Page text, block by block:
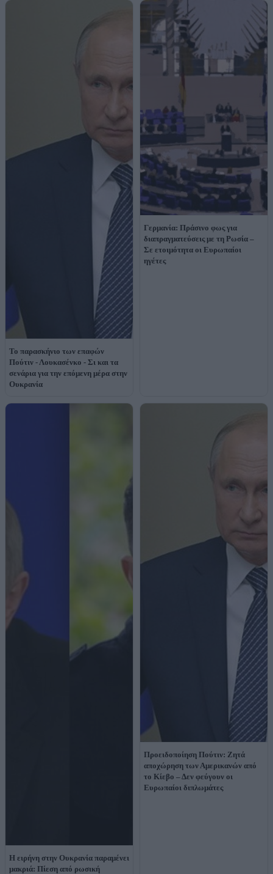
Το παρασκήνιο των επαφών
Πούτιν - Λουκασένκο - Σι και τα
σενάρια για την επόμενη μέρα στην
Ουκρανία
Γερμανία: Πράσινο φως για
διαπραγματεύσεις με τη Ρωσία –
Σε ετοιμότητα οι Ευρωπαίοι
ηγέτες
Η ειρήνη στην Ουκρανία παραμένει
μακριά: Πίεση από ρωσική
Προειδοποίηση Πούτιν: Ζητά
αποχώρηση των Αμερικανών από
το Κίεβο – Δεν φεύγουν οι
Ευρωπαίοι διπλωμάτες